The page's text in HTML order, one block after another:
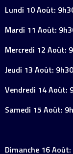
Lundi 10 Août:
Mardi 11 Août:
Mercredi 12 Août:
Jeudi 13 Août:
Vendredi 14 Août:
Samedi 15 Août:
Dimanche 16 Août: